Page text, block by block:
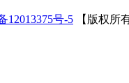
12013375号-5 【版权所